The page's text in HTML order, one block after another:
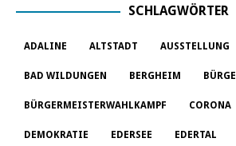
SCHLAGWÖRTER
ADALINE ALTSTADT AUSSTELLUNG
BAD WILDUNGEN BERGHEIM
BÜRGERMEISTERWAHLKAMPF CORONA
DEMOKRATIE EDERSEE EDERTAL